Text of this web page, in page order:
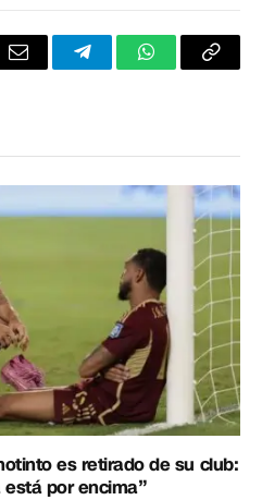
CorreoTelegramWhatsApp
es retirado de su club:
por encima”